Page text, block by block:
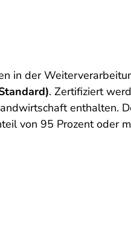
in der
. Zertifiziert
enthalten.
von 95 Prozent oder